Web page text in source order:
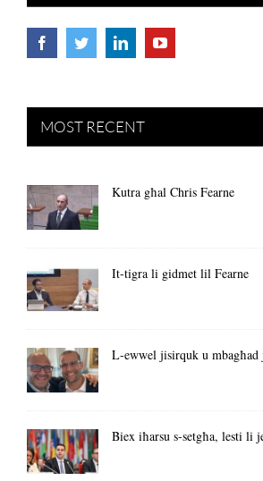
MOST RECENT
Kutra għal Chris Fearne
It-tigra li gidmet lil Fearne
L-ewwel jisirquk u mbagħad
Biex iħarsu s-setgħa, lesti li